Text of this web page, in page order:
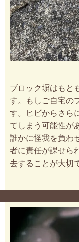
ブロック塀はもと
す。もしご自宅の
す。ヒビからさら
てしまう可能性が
誰かに怪我を負わ
者に責任が課せら
去することが大切